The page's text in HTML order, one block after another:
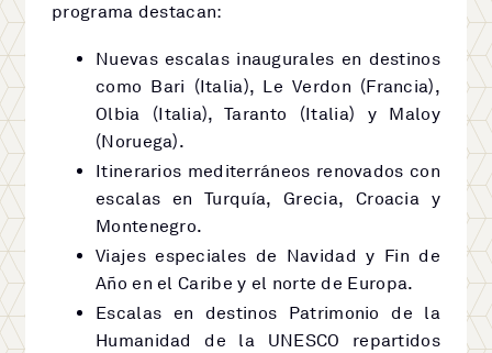
programa destacan:
Nuevas escalas inaugurales en destinos
como Bari (Italia), Le Verdon (Francia),
Olbia (Italia), Taranto (Italia) y Maloy
(Noruega).
Itinerarios mediterráneos renovados con
escalas en Turquía, Grecia, Croacia y
Montenegro.
Viajes especiales de Navidad y Fin de
Año en el Caribe y el norte de Europa.
Escalas en destinos Patrimonio de la
Humanidad de la UNESCO repartidos